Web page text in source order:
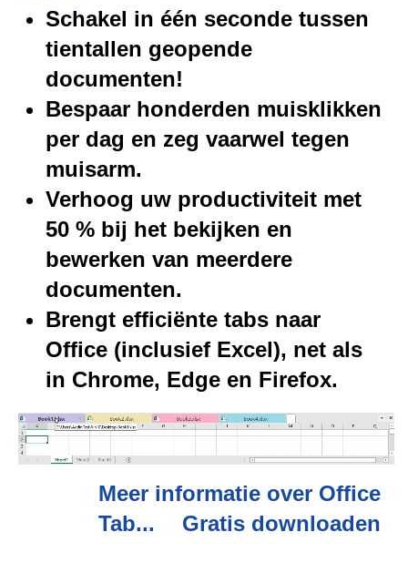
Schakel in één seconde tussen
tientallen geopende
documenten!
Bespaar honderden muisklikken
per dag en zeg vaarwel tegen
muisarm.
Verhoog uw productiviteit met
50 % bij het bekijken en
bewerken van meerdere
documenten.
Brengt efficiënte tabs naar
Office (inclusief Excel), net als
in Chrome, Edge en Firefox.
Meer informatie over Office
Tab...
Gratis downloaden